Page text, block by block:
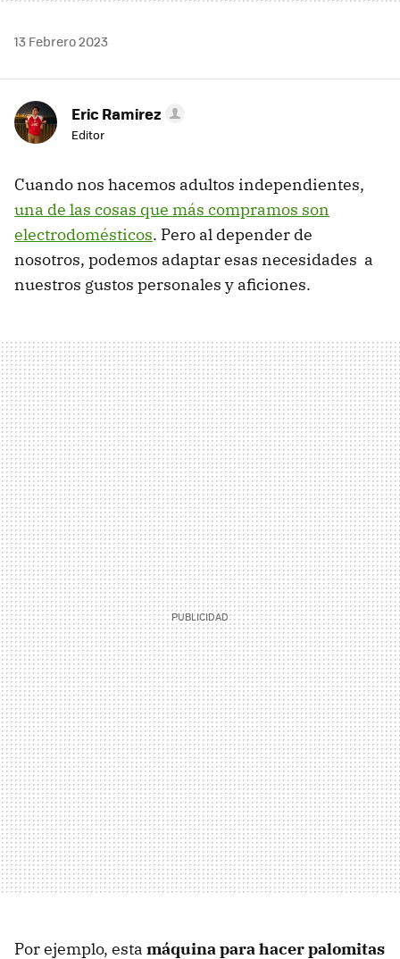
13 Febrero 2023
Eric Ramirez
Editor
Cuando nos hacemos adultos independientes,
una de las cosas que más compramos son
electrodomésticos. Pero al depender de
nosotros, podemos adaptar esas necesidades a
nuestros gustos personales y aficiones.
Por ejemplo, esta máquina para hacer palomitas